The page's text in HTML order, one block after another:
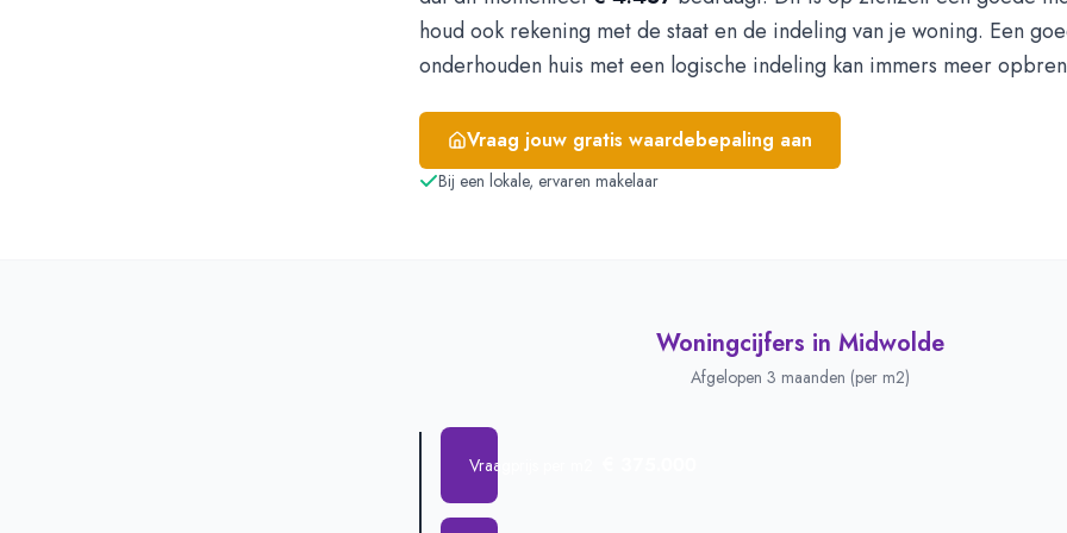
houd ook rekening met de staat en de indeling van je woning. Een
onderhouden huis met een logische indeling kan immers meer
Vraag jouw gratis waardebepaling aan
Bij een lokale, ervaren makelaar
Woningcijfers in Midwolde
Afgelopen 3 maanden (per m2)
Vraagprijs per m2